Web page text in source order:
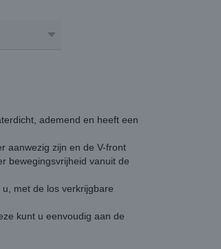
ademend en heeft een
aanwezig zijn en de V-front
bewegingsvrijheid vanuit de
met de los verkrijgbare
kunt u eenvoudig aan de